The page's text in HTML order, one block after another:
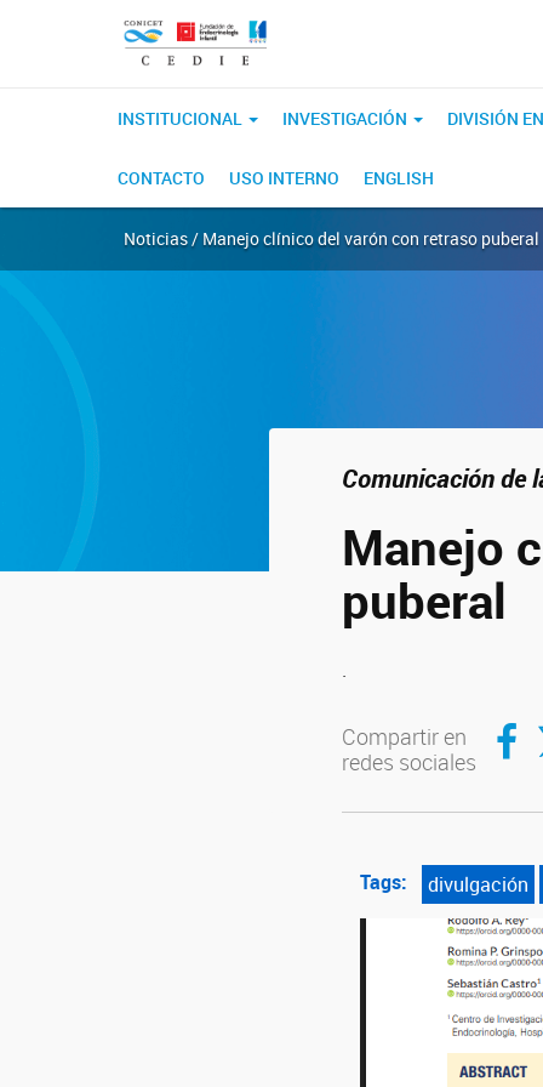
INSTITUCIONAL INVESTIGACIÓN DIVISIÓN
CONTACTO USO INTERNO ENGLISH
Noticias / Manejo clínico del varón con retraso puberal
Comunicación de
Manejo
puberal
.
Compartir en
redes sociales
Tags: divulgación